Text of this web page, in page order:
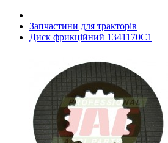
Запчастини для тракторів
Диск фрикційний 1341170C1